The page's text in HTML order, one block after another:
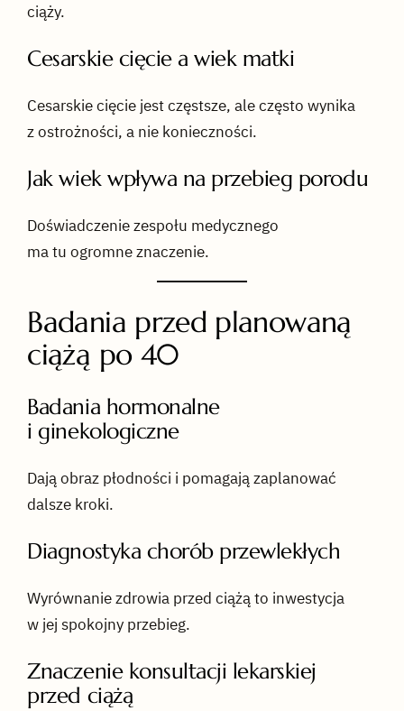
ciąży.
Cesarskie cięcie a wiek matki
Cesarskie cięcie jest częstsze, ale często wynika
z ostrożności, a nie konieczności.
Jak wiek wpływa na przebieg porodu
Doświadczenie zespołu medycznego
ma tu ogromne znaczenie.
Badania przed planowaną
ciążą po 40
Badania hormonalne
i ginekologiczne
Dają obraz płodności i pomagają zaplanować
dalsze kroki.
Diagnostyka chorób przewlekłych
Wyrównanie zdrowia przed ciążą to inwestycja
w jej spokojny przebieg.
Znaczenie konsultacji lekarskiej
przed ciążą